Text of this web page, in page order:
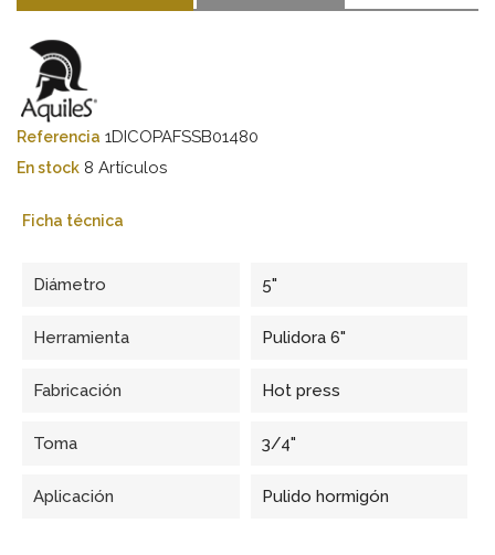
Referencia 1DICOPAFSSB01480
En stock 8 Artículos
Ficha técnica
Diámetro 5"
Herramienta Pulidora 6"
Fabricación Hot press
Toma 3/4"
Aplicación Pulido hormigón